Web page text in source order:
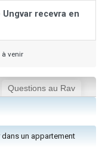
Ungvar recevra en
à venir
Questions au Rav
dans un appartement